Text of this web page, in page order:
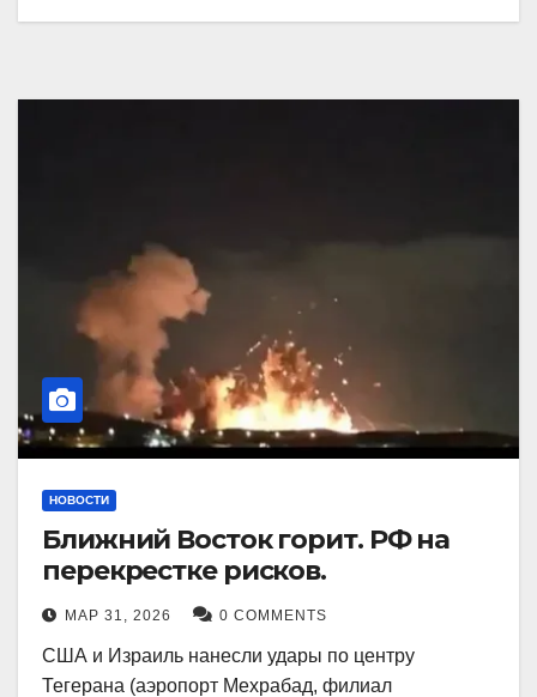
НОВОСТИ
Ближний Восток горит. РФ на
перекрестке рисков.
МАР 31, 2026 0 COMMENTS
США и Израиль нанесли удары по центру
Тегерана (аэропорт Мехрабад, филиал